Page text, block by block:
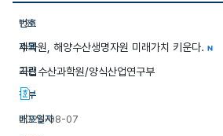
136
수과원, 해양수산생명자원 미래가치 키운다. N새
국립수산과학원/양식산업연구부
2026-08-07